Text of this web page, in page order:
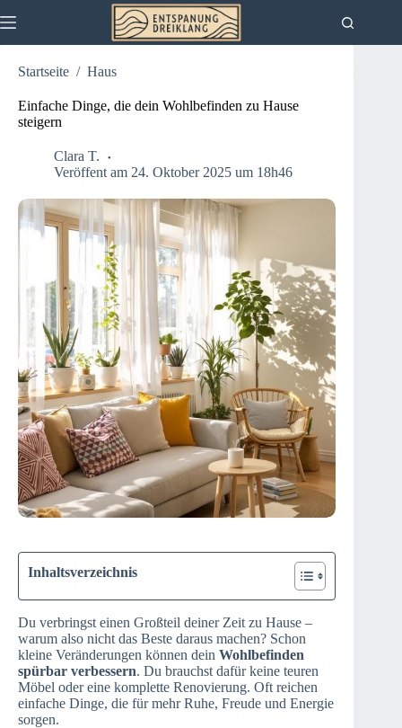
Inhalt
Startseite / Haus
Einfache Dinge, die dein Wohlbefinden zu Hause
steigern
Clara T.
Veröffent am 24. Oktober 2025 um 18h46
Inhaltsverzeichnis
Du verbringst einen Großteil deiner Zeit zu Hause –
warum also nicht das Beste daraus machen? Schon
kleine Veränderungen können dein Wohlbefinden
spürbar verbessern. Du brauchst dafür keine teuren
Möbel oder eine komplette Renovierung. Oft reichen
einfache Dinge, die für mehr Ruhe, Freude und Energie
sorgen.